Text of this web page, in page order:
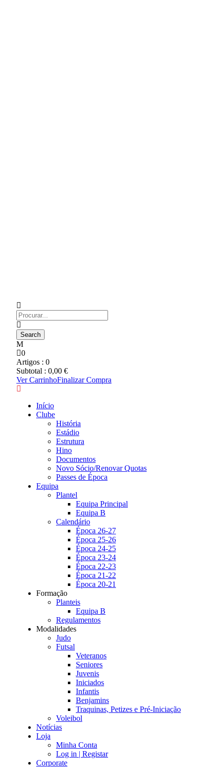
0
Artigos : 0
Subtotal : 0,00 €
Ver CarrinhoFinalizar Compra
Início
Clube
História
Estádio
Estrutura
Hino
Documentos
Novo Sócio/Renovar Quotas
Passes de Época
Equipa
Plantel
Equipa Principal
Equipa B
Calendário
Época 26-27
Época 25-26
Época 24-25
Época 23-24
Época 22-23
Época 21-22
Época 20-21
Formação
Planteis
Equipa B
Regulamentos
Modalidades
Judo
Futsal
Veteranos
Seniores
Juvenis
Iniciados
Infantis
Benjamins
Traquinas, Petizes e Pré-Iniciação
Voleibol
Notícias
Loja
Minha Conta
Log in | Registar
Corporate